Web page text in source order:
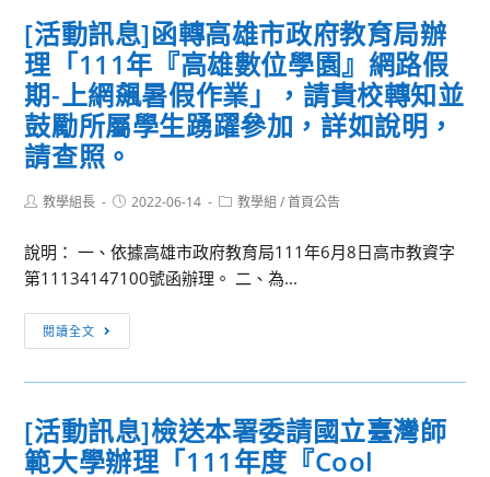
(二)」
校
園
活
動
種
師
培
訓
營
全
國
教
師
增
工
作
[活動訊息]函轉高雄市政府教育局辦
理「111年『高雄數位學園』網路假
期-上網飆暑假作業」，請貴校轉知並
鼓勵所屬學生踴躍參加，詳如說明，
請查照。
Post教學組長
Post2022-06-14
Post教學組 / 首頁公告
說明： 一、依據高雄市政府教育局111年6月8日高市教資字
第11134147100號函辦理。 二、為...
閱讀全文
動
訊
函
轉
[活動訊息]檢送本署委請國立臺灣師
範大學辦理「111年度『Cool